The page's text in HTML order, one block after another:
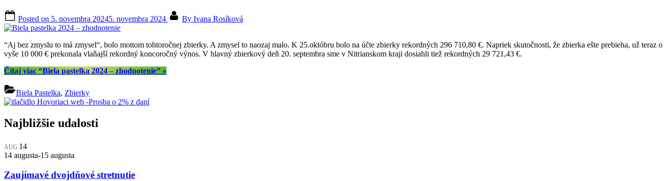
Posted on 5. novembra 20245. novembra 2024 By Ivana Rosíková
“Aj bez zmyslu to má zmysel“, bolo mottom tohtoročnej zbierky. A zmysel to naozaj malo. K 25.októbru bolo na účte zbierky rekordných 296 710,80 €. Napriek skutočnosti, že zbierka ešte prebieha, už teraz o
vyše 10 000 € prekonala vlaňajší rekordný koncoročný výnos. V hlavný zbierkový deň 20. septembra sme v Nitrianskom kraji dosiahli tiež rekordných 29 721,43 €.
Čítaj viac “Biela pastelka 2024 – zhodnotenie” »
Biela Pastelka, Zbierky
Najbližšie udalosti
AUG 14
14 augusta-15 augusta
Zaujímavé dvojdňové stretnutie